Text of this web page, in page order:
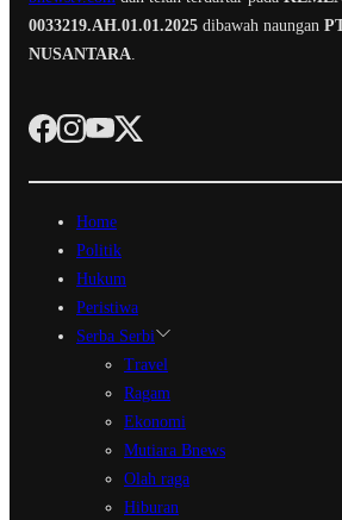
0033219.AH.01.01.2025 dibawah naungan
NUSANTARA.
Home
Politik
Hukum
Peristiwa
Serba Serbi
Travel
Ragam
Ekonomi
Mutiara Bnews
Olah raga
Hiburan